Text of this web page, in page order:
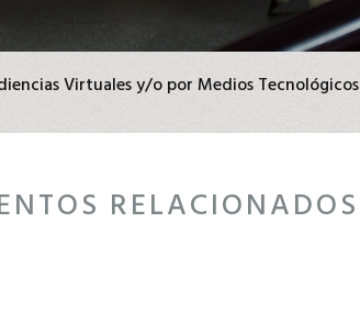
Virtuales y/o por Medios Tecnológicos
RELACIONADOS